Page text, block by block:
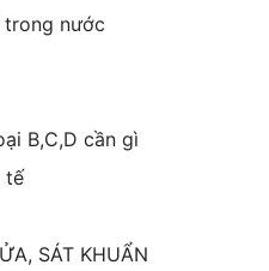
nước
B,C,D cần gì
tế
SÁT KHUẨN